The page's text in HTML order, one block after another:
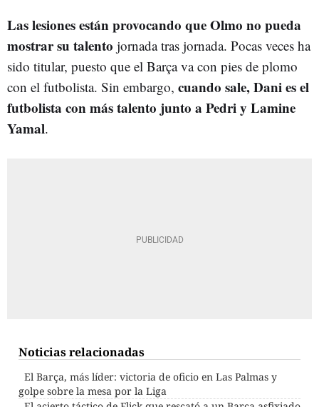
Las lesiones están provocando que Olmo no pueda
mostrar su talento jornada tras jornada. Pocas veces ha
sido titular, puesto que el Barça va con pies de plomo
con el futbolista. Sin embargo, cuando sale, Dani es el
futbolista con más talento junto a Pedri y Lamine
Yamal.
Noticias relacionadas
El Barça, más líder: victoria de oficio en Las Palmas y
golpe sobre la mesa por la Liga